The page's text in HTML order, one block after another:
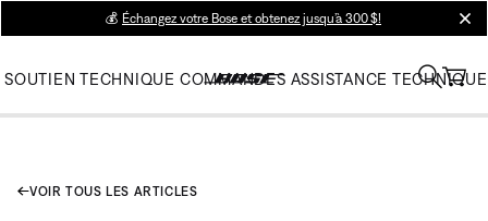
💰 Échangez votre Bose et obtenez jusqu’à 300 $!
SOUTIEN TECHNIQUE COMMANDES ASSISTANCE TECHNIQUE
VOIR TOUS LES ARTICLES